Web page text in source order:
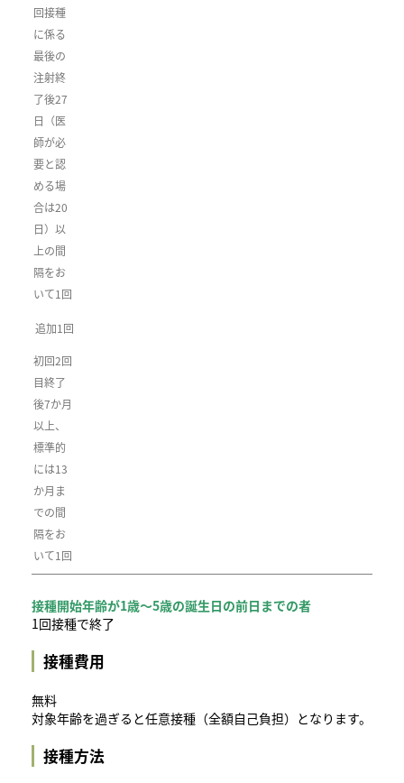
回接種
に係る
最後の
注射終
了後27
日（医
師が必
要と認
める場
合は20
日）以
上の間
隔をお
いて1回
追加1回
初回2回
目終了
後7か月
以上、
標準的
には13
か月ま
での間
隔をお
いて1回
接種開始年齢が1歳～5歳の誕生日の前日までの者
1回接種で終了
接種費用
無料
対象年齢を過ぎると任意接種（全額自己負担）となります。
接種方法